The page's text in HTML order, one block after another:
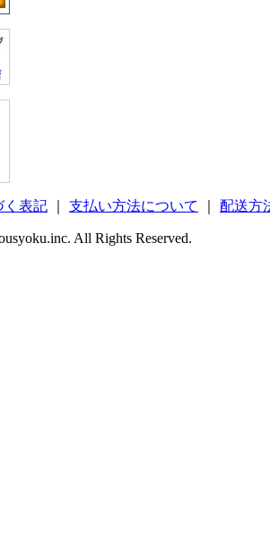
く表記 支払い方法について 配送方
All Rights Reserved.